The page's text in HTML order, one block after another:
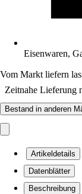
Eisenwaren,
Vom Markt liefern
Zeitnahe Lieferung
Bestand in anderen
Artikeldetails
Datenblätter
Beschreibung